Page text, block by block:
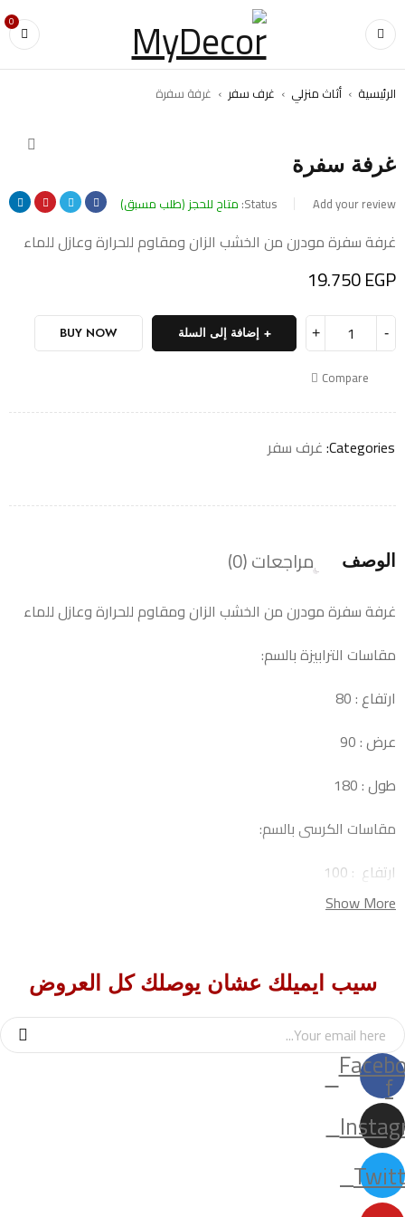
0
الرئيسية › أثاث منزلي › غرف سفر › غرفة سفرة
غرفة سفرة
Add your review
Status: متاح للحجز (طلب مسبق)
غرفة سفرة مودرن من الخشب الزان ومقاوم للحرارة وعازل للماء
19.750EGP
إضافة إلى السلة BUY NOW
Compare
Categories: غرف سفر
الوصف مراجعات (0)
غرفة سفرة مودرن من الخشب الزان ومقاوم للحرارة وعازل للماء
مقاسات الترابيزة بالسم:
ارتفاع : 80
عرض : 90
طول : 180
مقاسات الكرسى بالسم:
ارتفاع : 100
عرض : 45
Show More
سيب ايميلك عشان يوصلك كل العروض
f